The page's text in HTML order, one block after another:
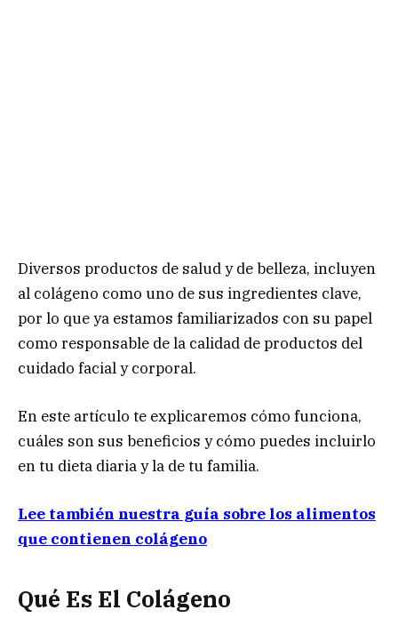
Diversos productos de salud y de belleza, incluyen
al colágeno como uno de sus ingredientes clave,
por lo que ya estamos familiarizados con su papel
como responsable de la calidad de productos del
cuidado facial y corporal.
En este artículo te explicaremos cómo funciona,
cuáles son sus beneficios y cómo puedes incluirlo
en tu dieta diaria y la de tu familia.
Lee también nuestra guía sobre los alimentos
que contienen colágeno
Qué Es El Colágeno